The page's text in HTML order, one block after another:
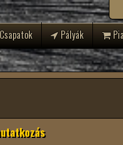
Pályák